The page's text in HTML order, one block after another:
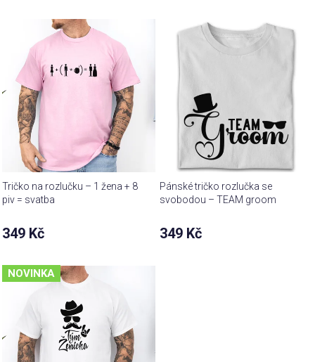
Tričko na rozlučku – 1 žena + 8
piv = svatba
349 Kč
Pánské tričko rozlučka se
svobodou – TEAM groom
349 Kč
NOVINKA